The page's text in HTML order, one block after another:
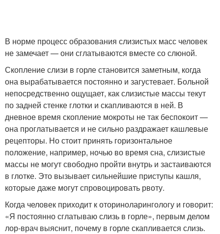
В норме процесс образования слизистых масс человек
не замечает — они сглатываются вместе со слюной.
Скопление слизи в горле становится заметным, когда
она вырабатывается постоянно и загустевает. Больной
непосредственно ощущает, как слизистые массы текут
по задней стенке глотки и скапливаются в ней. В
дневное время скопление мокроты не так беспокоит —
она проглатывается и не сильно раздражает кашлевые
рецепторы. Но стоит принять горизонтальное
положение, например, ночью во время сна, слизистые
массы не могут свободно пройти внутрь и застаиваются
в глотке. Это вызывает сильнейшие приступы кашля,
которые даже могут спровоцировать рвоту.
Когда человек приходит к оториноларингологу и говорит:
«Я постоянно сглатываю слизь в горле», первым делом
лор-врач выяснит, почему в горле скапливается слизь.